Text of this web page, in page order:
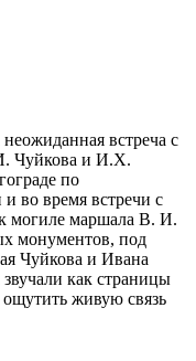
встреча с
Чуйкова и И.Х.
по
во время встречи с
могиле маршала В. И.
монументов, под
Чуйкова и Ивана
как страницы
живую связь